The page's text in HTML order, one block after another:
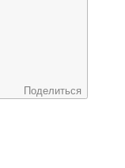
Поделиться